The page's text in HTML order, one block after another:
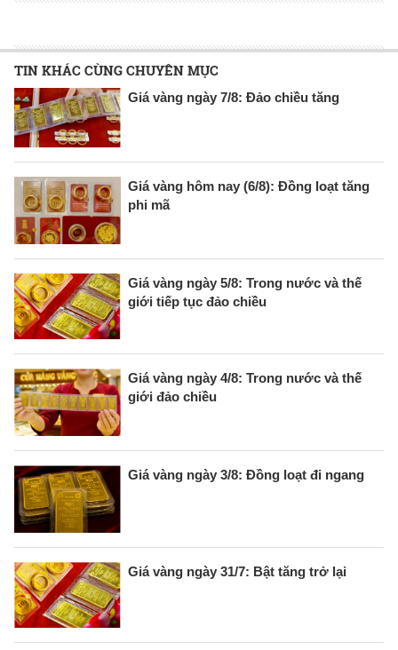
TIN KHÁC CÙNG CHUYÊN MỤC
Giá vàng ngày 7/8: Đảo chiều tăng
Giá vàng hôm nay (6/8): Đồng loạt tăng
phi mã
Giá vàng ngày 5/8: Trong nước và thế
giới tiếp tục đảo chiều
Giá vàng ngày 4/8: Trong nước và thế
giới đảo chiều
Giá vàng ngày 3/8: Đồng loạt đi ngang
Giá vàng ngày 31/7: Bật tăng trở lại